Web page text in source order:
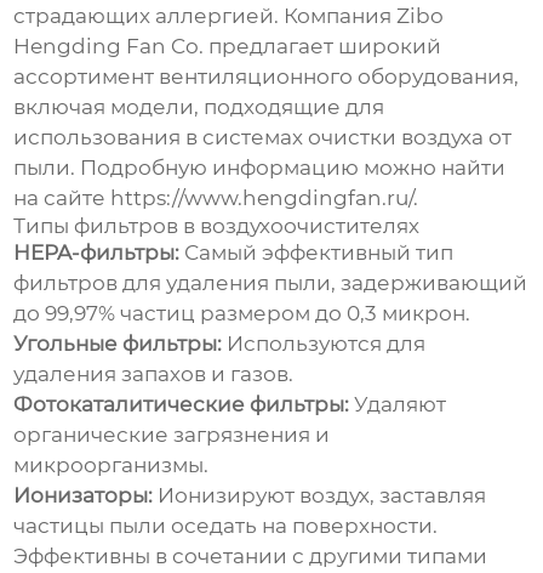
страдающих аллергией. Компания Zibo
Hengding Fan Co. предлагает широкий
ассортимент вентиляционного оборудования,
включая модели, подходящие для
использования в системах очистки воздуха от
пыли. Подробную информацию можно найти
на сайте https://www.hengdingfan.ru/.
Типы фильтров в воздухоочистителях
HEPA-фильтры: Самый эффективный тип
фильтров для удаления пыли, задерживающий
до 99,97% частиц размером до 0,3 микрон.
Угольные фильтры: Используются для
удаления запахов и газов.
Фотокаталитические фильтры: Удаляют
органические загрязнения и
микроорганизмы.
Ионизаторы: Ионизируют воздух, заставляя
частицы пыли оседать на поверхности.
Эффективны в сочетании с другими типами